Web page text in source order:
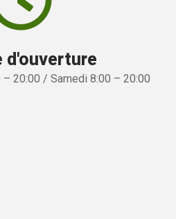
d'ouverture
– 20:00 / Samedi 8:00 – 20:00